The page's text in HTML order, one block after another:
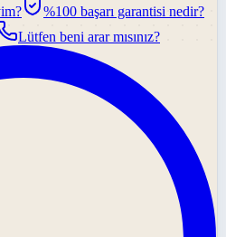
%100 başarı garantisi nedir?
Lütfen beni arar mısınız?